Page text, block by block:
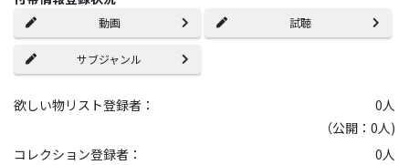
動画 試聴
サブジャンル
欲しい物リスト登録者： 0人
（公開：0人)
コレクション登録者：
0人